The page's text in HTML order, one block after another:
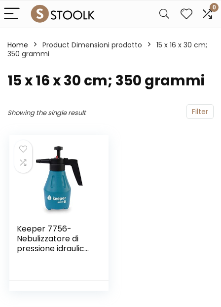
0
Home Product Dimensioni prodotto
‎15 x 16 x 30 cm;
350 grammi
‎15 x 16 x 30 cm; 350 grammi
Filter
Showing the single result
Keeper 7756-
Nebulizzatore di
pressione idraulica